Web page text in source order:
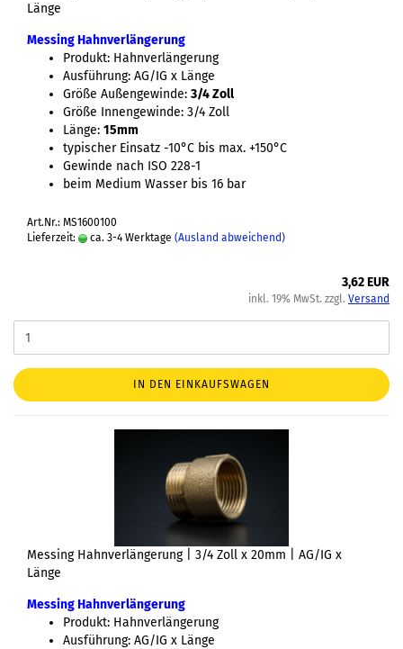
Länge
Messing Hahnverlängerung
Produkt: Hahnverlängerung
Ausführung: AG/IG x Länge
Größe Außengewinde: 3/4 Zoll
Größe Innengewinde: 3/4 Zoll
Länge: 15mm
typischer Einsatz -10°C bis max. +150°C
Gewinde nach ISO 228-1
beim Medium Wasser bis 16 bar
Art.Nr.: MS1600100
Lieferzeit:
ca. 3-4 Werktage (Ausland abweichend)
3,62 EUR
inkl. 19% MwSt. zzgl. Versand
IN DEN EINKAUFSWAGEN
Messing Hahnverlängerung | 3/4 Zoll x 20mm | AG/IG x
Länge
Messing Hahnverlängerung
Produkt: Hahnverlängerung
Ausführung: AG/IG x Länge